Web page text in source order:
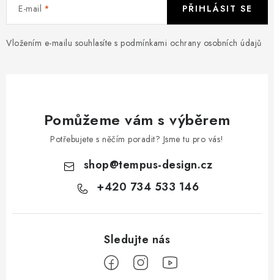
E-mail
Vložením e-mailu souhlasíte s podmínkami ochrany osobních údajů
PŘIHLÁSIT SE
Pomůžeme vám s výběrem
Potřebujete s něčím poradit? Jsme tu pro vás!
shop@tempus-design.cz
+420 734 533 146